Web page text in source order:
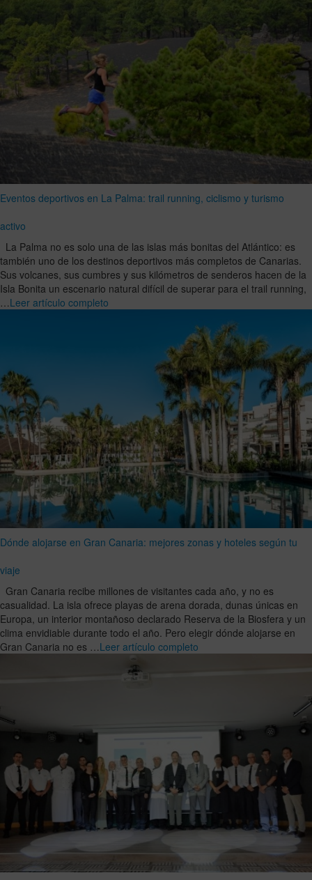
Eventos deportivos en La Palma: trail running, ciclismo y turismo
activo
La Palma no es solo una de las islas más bonitas del Atlántico: es
también uno de los destinos deportivos más completos de Canarias.
Sus volcanes, sus cumbres y sus kilómetros de senderos hacen de la
Isla Bonita un escenario natural difícil de superar para el trail running,
…Leer artículo completo
Dónde alojarse en Gran Canaria: mejores zonas y hoteles según tu
viaje
Gran Canaria recibe millones de visitantes cada año, y no es
casualidad. La isla ofrece playas de arena dorada, dunas únicas en
Europa, un interior montañoso declarado Reserva de la Biosfera y un
clima envidiable durante todo el año. Pero elegir dónde alojarse en
Gran Canaria no es …Leer artículo completo